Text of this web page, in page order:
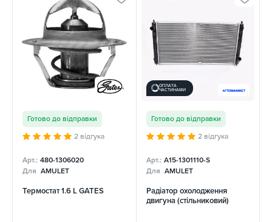
Готово до відправки
2 відгука
Арт.: 480-1306020
Для AMULET
Термостат 1.6 L GATES
ОПЛАТА
ЧАСТИНАМИ
Готово до відправки
2 відгука
Арт.: A15-1301110-S
Для AMULET
Радіатор охолодження
двигуна (стільниковий)